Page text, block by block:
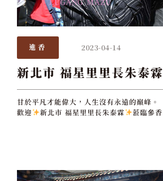
進香 2023-04-14
新北市 福星里里長朱泰霖
甘於平凡才能偉大，人生沒有永遠的巔峰。
歡迎
新北市 福星里里長朱泰霖 蒞臨參香